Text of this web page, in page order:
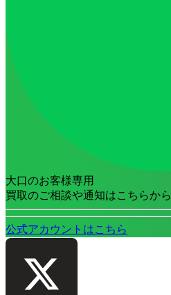
大口のお客様専用
買取のご相談や通知はこちらから
公式アカウントはこちら